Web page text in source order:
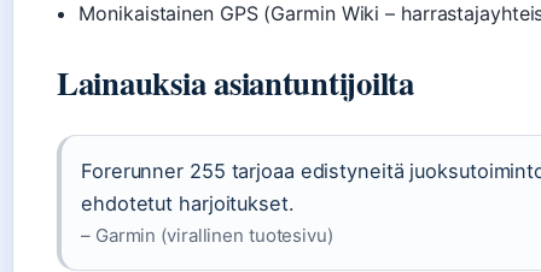
Monikaistainen GPS (Garmin Wiki –
Lainauksia asiantuntijoilta
Forerunner 255 tarjoaa edistyneitä
ehdotetut harjoitukset.
– Garmin (virallinen tuotesivu)